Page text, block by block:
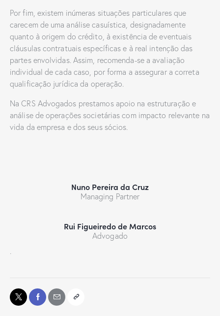
Por fim, existem inúmeras situações particulares que
carecem de uma análise casuística, designadamente
quanto à origem do crédito, à existência de eventuais
cláusulas contratuais específicas e à real intenção das
partes envolvidas. Assim, recomenda-se a avaliação
individual de cada caso, por forma a assegurar a correta
qualificação jurídica da operação.
Na CRS Advogados prestamos apoio na estruturação e
análise de operações societárias com impacto relevante na
vida da empresa e dos seus sócios.
Nuno Pereira da Cruz
Managing Partner
Rui Figueiredo de Marcos
Advogado